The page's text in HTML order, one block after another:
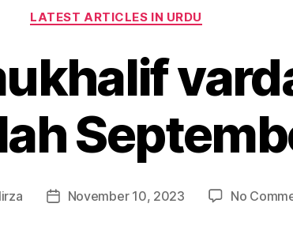
Categories
LATEST ARTICLES IN URDU
PostNovember 10, 2023 No